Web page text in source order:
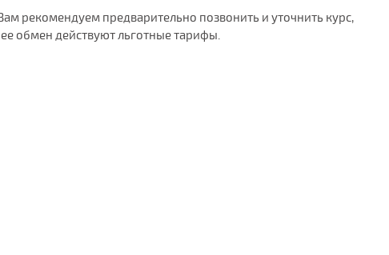
рекомендуем предварительно позвонить и уточнить курс,
обмен действуют льготные тарифы.